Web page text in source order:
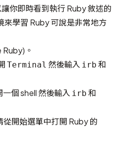
你即時看到執行 Ruby 敘述的
來學習 Ruby 可說是非常地方
。
Terminal 然後輸入 irb 和
一個 shell 然後輸入 irb 和
從開始選單中打開 Ruby 的